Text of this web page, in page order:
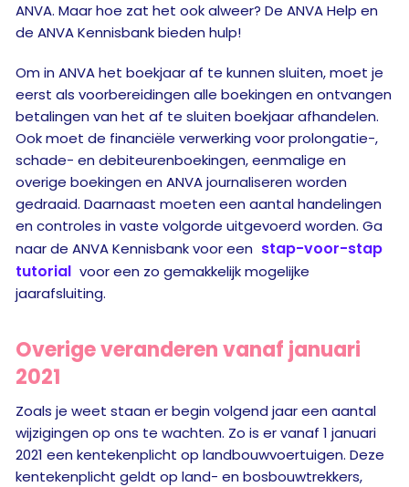
ANVA. Maar hoe zat het ook alweer? De ANVA Help en
de ANVA Kennisbank bieden hulp!
Om in ANVA het boekjaar af te kunnen sluiten, moet je
eerst als voorbereidingen alle boekingen en ontvangen
betalingen van het af te sluiten boekjaar afhandelen.
Ook moet de financiële verwerking voor prolongatie-,
schade- en debiteurenboekingen, eenmalige en
overige boekingen en ANVA journaliseren worden
gedraaid. Daarnaast moeten een aantal handelingen
en controles in vaste volgorde uitgevoerd worden. Ga
naar de ANVA Kennisbank voor een stap-voor-stap
tutorial voor een zo gemakkelijk mogelijke
jaarafsluiting.
Overige veranderen vanaf januari
2021
Zoals je weet staan er begin volgend jaar een aantal
wijzigingen op ons te wachten. Zo is er vanaf 1 januari
2021 een kentekenplicht op landbouwvoertuigen. Deze
kentekenplicht geldt op land- en bosbouwtrekkers,